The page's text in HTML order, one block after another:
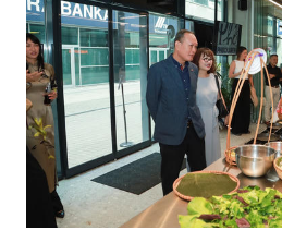
Phở Cultural Roadshow
nhất không nằm ở những bát